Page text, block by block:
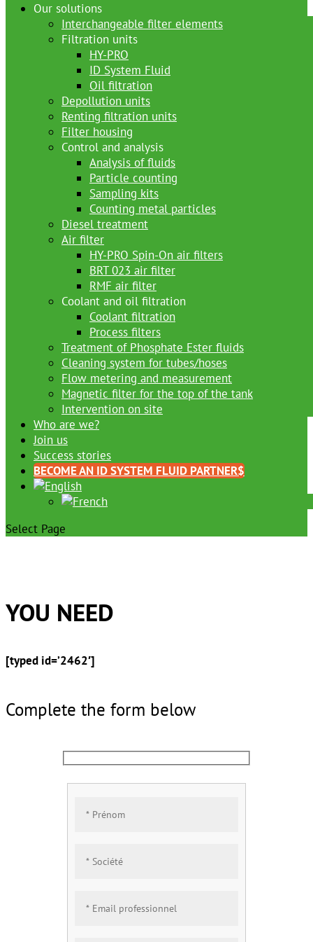
Our solutions
Interchangeable filter elements
Filtration units
HY-PRO
ID System Fluid
Oil filtration
Depollution units
Renting filtration units
Filter housing
Control and analysis
Analysis of fluids
Particle counting
Sampling kits
Counting metal particles
Diesel treatment
Air filter
HY-PRO Spin-On air filters
BRT 023 air filter
RMF air filter
Coolant and oil filtration
Coolant filtration
Process filters
Treatment of Phosphate Ester fluids
Cleaning system for tubes/hoses
Flow metering and measurement
Magnetic filter for the top of the tank
Intervention on site
Who are we?
Join us
Success stories
BECOME AN ID SYSTEM FLUID PARTNER
Select Page
YOU NEED
[typed id=’2462′]
Complete the form below